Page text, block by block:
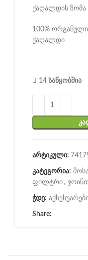
ქაღალდის ზომა
100%
ქაღალდი
14 საწყობშია
არტიკული:
კატეგორია:
ფილტრი ,
ჭდე:
Share: